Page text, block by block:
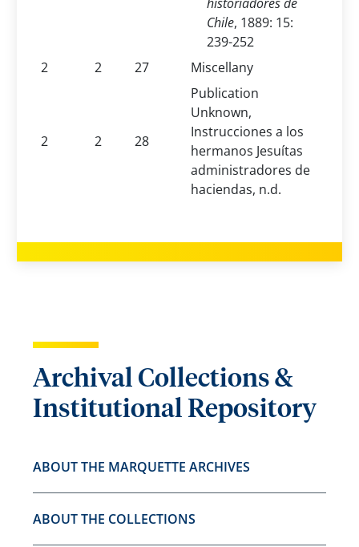
Chile, 1889: 15:
239-252
2
2 27 Miscellany
2 2 28
Publication
Unknown,
Instrucciones a los
hermanos Jesuítas
administradores de
haciendas, n.d.
Archival Collections &
Institutional Repository
ABOUT THE MARQUETTE ARCHIVES
ABOUT THE COLLECTIONS